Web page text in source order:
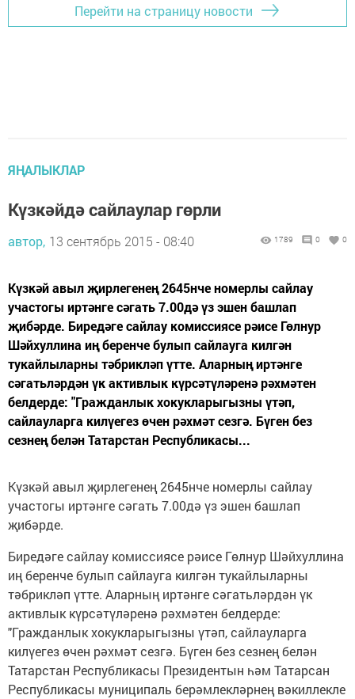
Перейти на страницу новости
ЯҢАЛЫКЛАР
Күзкәйдә сайлаулар гөрли
автор, 13 сентябрь 2015 - 08:40 1789 0 0
Күзкәй авыл җирлегенең 2645нче номерлы сайлау
участогы иртәнге сәгать 7.00дә үз эшен башлап
җибәрде. Биредәге сайлау комиссиясе рәисе Гөлнур
Шәйхуллина иң беренче булып сайлауга килгән
тукайлыларны тәбрикләп үтте. Аларның иртәнге
сәгатьләрдән үк активлык күрсәтүләренә рәхмәтен
белдерде: "Гражданлык хокукларыгызны үтәп,
сайлауларга килүегез өчен рәхмәт сезгә. Бүген без
сезнең белән Татарстан Республикасы...
Күзкәй авыл җирлегенең 2645нче номерлы сайлау
участогы иртәнге сәгать 7.00дә үз эшен башлап
җибәрде.
Биредәге сайлау комиссиясе рәисе Гөлнур Шәйхуллина
иң беренче булып сайлауга килгән тукайлыларны
тәбрикләп үтте. Аларның иртәнге сәгатьләрдән үк
активлык күрсәтүләренә рәхмәтен белдерде:
"Гражданлык хокукларыгызны үтәп, сайлауларга
килүегез өчен рәхмәт сезгә. Бүген без сезнең белән
Татарстан Республикасы Президентын һәм Татарсан
Республикасы муниципаль берәмлекләрнең вәкиллекле